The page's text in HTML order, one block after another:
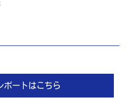
ポートはこちら